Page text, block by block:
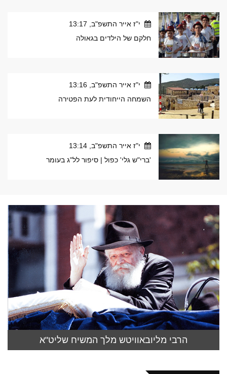
י"ז אייר התשפ"ב, 13:17
חלקם של הילדים בגאולה
י"ז אייר התשפ"ב, 13:16
השמחה הייחודית לעת הפטירה
י"ז אייר התשפ"ב, 13:14
'ברי"ש גלי' כפול | סיפור לל"ג בעומר
הרבי מליובאוויטש מלך המשיח שליט"א